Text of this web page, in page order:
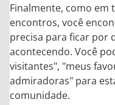
Finalmente, como em
encontros, você
precisa para ficar por
acontecendo. Você
visitantes", "meus
admiradoras" para
comunidade.